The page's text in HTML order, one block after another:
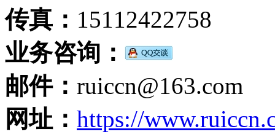
传真： 15112422758
业务咨询：
邮件： ruiccn@163.com
网址： https://